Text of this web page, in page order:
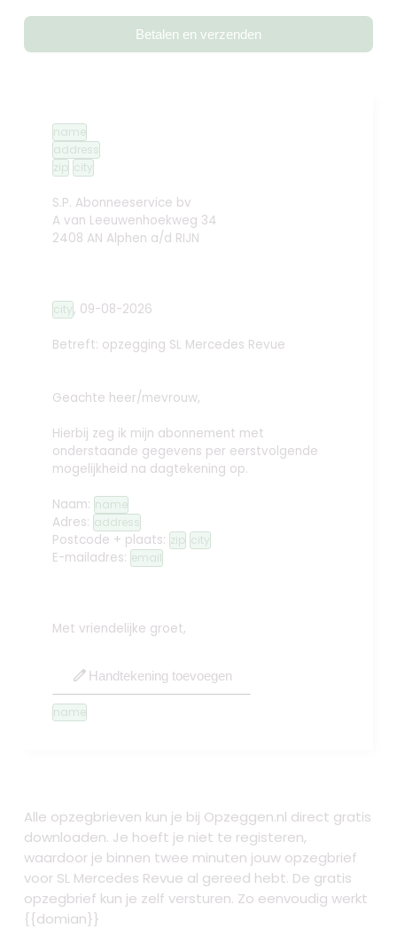
Betalen en verzenden
name
address
zip city
S.P. Abonneeservice bv
A van Leeuwenhoekweg 34
2408 AN Alphen a/d RIJN
city, 09-08-2026
Betreft: opzegging SL Mercedes Revue
Geachte heer/mevrouw,
Hierbij zeg ik mijn abonnement met
onderstaande gegevens per eerstvolgende
mogelijkheid na dagtekening op.
Naam: name
Adres: address
Postcode + plaats: zip city
E-mailadres: email
Met vriendelijke groet,
edit Handtekening toevoegen
name
Alle opzegbrieven kun je bij Opzeggen.nl direct gratis
downloaden. Je hoeft je niet te registeren,
waardoor je binnen twee minuten jouw opzegbrief
voor SL Mercedes Revue al gereed hebt. De gratis
opzegbrief kun je zelf versturen. Zo eenvoudig werkt
{{domian}}